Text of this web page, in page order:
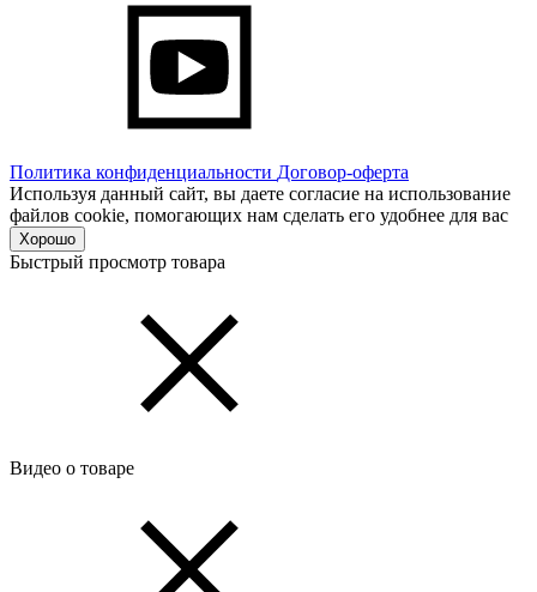
Политика конфиденциальности Договор-оферта
Используя данный сайт, вы даете согласие на использование
файлов cookie, помогающих нам сделать его удобнее для вас
Хорошо
Быстрый просмотр товара
Видео о товаре